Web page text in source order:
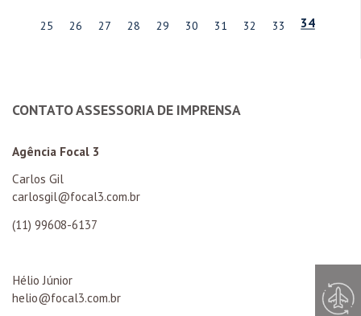
25 26 27 28 29 30 31 32 33 34
CONTATO ASSESSORIA DE IMPRENSA
Agência Focal 3
Carlos Gil
carlosgil@focal3.com.br
(11) 99608-6137
Hélio Júnior
helio@focal3.com.br